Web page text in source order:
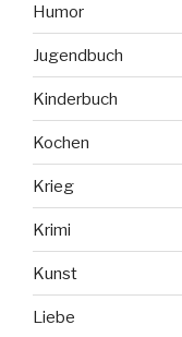
Humor
Jugendbuch
Kinderbuch
Kochen
Krieg
Krimi
Kunst
Liebe